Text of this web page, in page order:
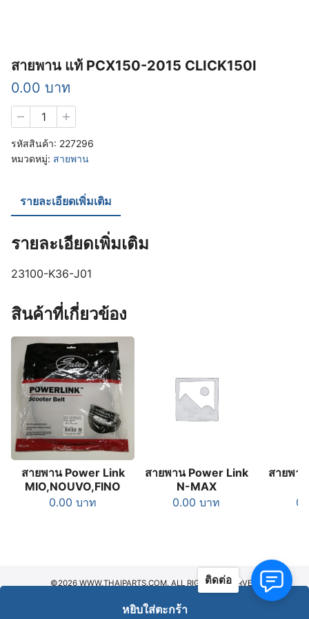
สายพาน แท้ PCX150-2015 CLICK150I
0.00 บาท
สายพาน
แท้
PCX150-
2015
หยิบใส่ตะกร้า
รหัสสินค้า: 227296
หมวดหมู่: สายพาน
รายละเอียดเพิ่มเติม
รายละเอียดเพิ่มเติม
23100-K36-J01
สินค้าที่เกี่ยวข้อง
สายพาน Power Link
MIO,NOUVO,FINO
0.00บาท
สายพาน Power Link
N-MAX
0.00บาท
สายพา
©2026 WWW.THAIPARTS.COM. ALL RIGHTS RESERVED.
ติดต่อ